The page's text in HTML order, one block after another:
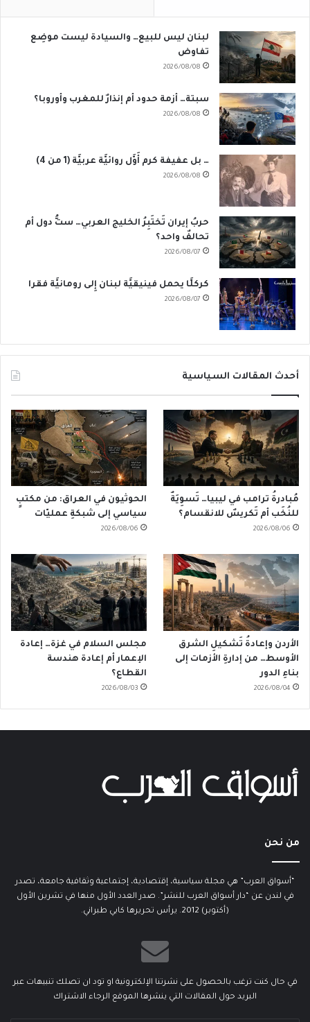
لبنان ليس للبيع… والسيادة ليست موضِع
تفاوض
2026/08/08
سبتة… أزمة حدود أم إنذارٌ للمغرب وأوروبا؟
2026/08/08
… بل عفيفة كرم أَوَّل روائيَّة عربيَّة (1 من 4)
2026/08/08
حربُ إيران تَختَبِرُ الخليج العربي… ستُّ دول أم
تحالفٌ واحد؟
2026/08/07
كركلَّا يحمل فينيقيَّة لبنان إِلى رومانيَّة فقرا
2026/08/07
أحدث المقالات السياسية
مُبادرةُ ترامب في ليبيا… تَسوِيَةٌ
للنُخَب أم تَكريسٌ للانقسام؟
2026/08/06
الحوثيون في العراق: من مكتبٍ
سياسي إلى شبكةِ عمليّات
2026/08/06
الأردن وإعادةُ تَشكيلِ الشرق
الأوسط… من إدارةِ الأزمات إلى
بناءِ الدور
2026/08/04
مجلس السلام في غزة… إعادة
الإعمار أم إعادة هندسة
القطاع؟
2026/08/03
من نحن
“أسواق العرب” هي مجلة سياسية، إقتصادية، إجتماعية وثقافية جامعة، تصدر
في لندن عن “دار أسواق العرب للنشر”. صدر العدد الأول منها في تشرين الأول
(أكتوبر) 2012. يرأس تحريرها كابي طبراني.
في حال كنت ترغب بالحصول على نشرتنا الإلكترونية او تود ان تصلك تنبيهات عبر
البريد حول المقالات التي ينشرها الموقع الرجاء الاشتراك